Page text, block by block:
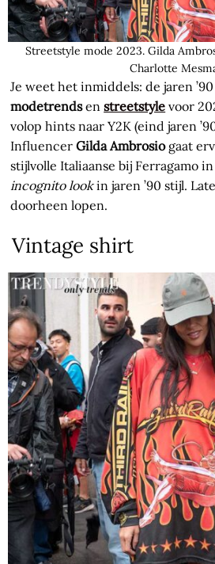
Streetstyle mode 2023. Gilda
Charlotte
Je weet het inmiddels: de jaren
modetrendsenstreetstyle voor
volop hints naar Y2K (eind jaren
InfluencerGilda Ambrosiogaat
stijlvolle Italiaanse bij Ferragamo
incognito lookin jaren ’90 stijl.
doorheen lopen.
Vintage shirt